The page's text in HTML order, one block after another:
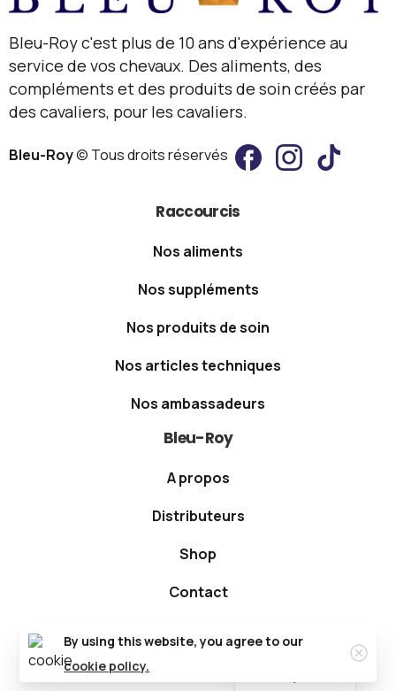
Bleu-Roy c'est plus de 10 ans d'expérience au
service de vos chevaux. Des aliments, des
compléments et des produits de soin créés par
des cavaliers, pour les cavaliers.
Bleu-Roy© Tous droits réservés
Raccourcis
Nos aliments
Nos suppléments
Nos produits de soin
Nos articles techniques
Nos ambassadeurs
Bleu-Roy
A propos
Distributeurs
Shop
Contact
By using this website, you agree to our
cookie policy.
Nederlands